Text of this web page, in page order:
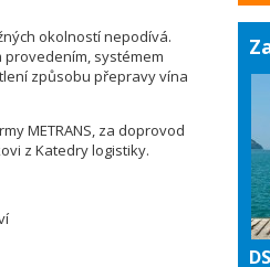
okolností nepodívá.
provedením, systémem
způsobu přepravy vína
METRANS, za doprovod
z Katedry logistiky.